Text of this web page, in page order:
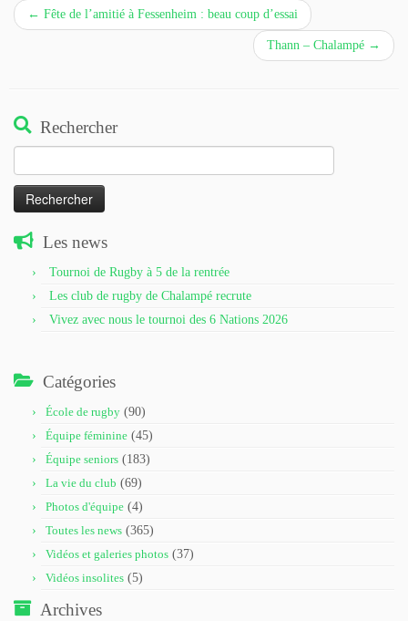
← Fête de l’amitié à Fessenheim : beau coup d’essai
Thann – Chalampé →
Rechercher
Les news
Tournoi de Rugby à 5 de la rentrée
Les club de rugby de Chalampé recrute
Vivez avec nous le tournoi des 6 Nations 2026
Catégories
École de rugby (90)
Équipe féminine (45)
Équipe seniors (183)
La vie du club (69)
Photos d'équipe (4)
Toutes les news (365)
Vidéos et galeries photos (37)
Vidéos insolites (5)
Archives